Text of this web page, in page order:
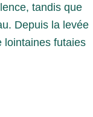
tandis que
Depuis la levée
lointaines futaies